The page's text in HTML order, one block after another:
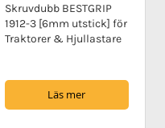
Skruvdubb BESTGRIP
1912-3 [6mm utstick] för
Traktorer & Hjullastare
Läs mer